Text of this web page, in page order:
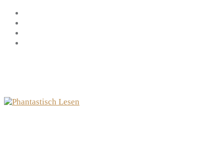
Zum
Inhalt
springen